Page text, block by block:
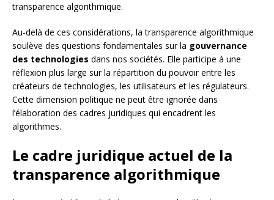
transparence algorithmique.
Au-delà de ces considérations, la transparence algorithmique
soulève des questions fondamentales sur la gouvernance
des technologies dans nos sociétés. Elle participe à une
réflexion plus large sur la répartition du pouvoir entre les
créateurs de technologies, les utilisateurs et les régulateurs.
Cette dimension politique ne peut être ignorée dans
l’élaboration des cadres juridiques qui encadrent les
algorithmes.
Le cadre juridique actuel de la
transparence algorithmique